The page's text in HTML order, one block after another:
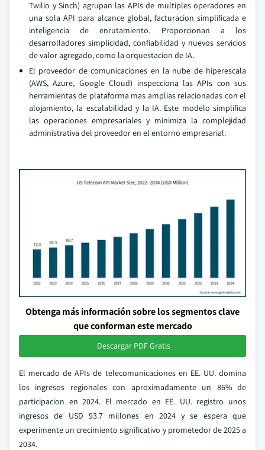
Twilio y Sinch) agrupan las APIs de multiples operadores en
una sola API para alcance global, facturacion simplificada e
inteligencia de enrutamiento. Proporcionan a los
desarrolladores simplicidad, confiabilidad y nuevos servicios
de valor agregado, como la orquestacion de IA.
El proveedor de comunicaciones en la nube de hiperescala
(AWS, Azure, Google Cloud) inspecciona las APIs con sus
herramientas de plataforma mas amplias relacionadas con el
alojamiento, la escalabilidad y la IA. Este modelo simplifica
las operaciones empresariales y minimiza la complejidad
administrativa del proveedor en el entorno empresarial.
Obtenga más información sobre los segmentos clave
que conforman este mercado
Descargar PDF Gratis
El mercado de APIs de telecomunicaciones en EE. UU. domina
los ingresos regionales con aproximadamente un 86% de
participacion en 2024. El mercado en EE. UU. registro unos
ingresos de USD 93.7 millones en 2024 y se espera que
experimente un crecimiento significativo y prometedor de 2025 a
2034.